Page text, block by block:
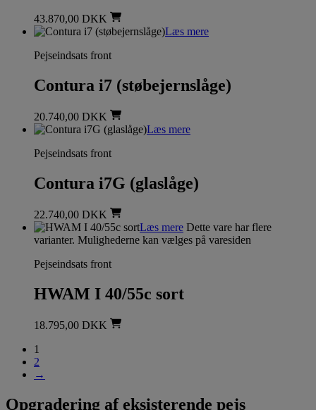
43.870,00 DKK
Læs mere
Pejseindsats front
Contura i7 (støbejernslåge)
20.740,00 DKK
Læs mere
Pejseindsats front
Contura i7G (glaslåge)
22.740,00 DKK
Læs mere Dette vare har flere
varianter. Mulighederne kan vælges på varesiden
Pejseindsats front
HWAM I 40/55c sort
18.795,00 DKK
1
2
→
Opgradering af eksisterende pejs